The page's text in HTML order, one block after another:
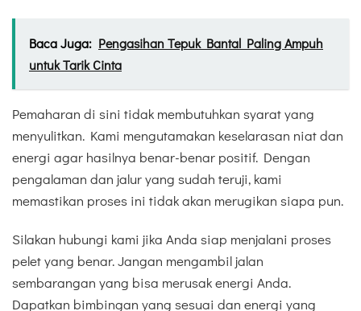
Baca Juga: Pengasihan Tepuk Bantal Paling Ampuh
untuk Tarik Cinta
Pemaharan di sini tidak membutuhkan syarat yang
menyulitkan. Kami mengutamakan keselarasan niat dan
energi agar hasilnya benar-benar positif. Dengan
pengalaman dan jalur yang sudah teruji, kami
memastikan proses ini tidak akan merugikan siapa pun.
Silakan hubungi kami jika Anda siap menjalani proses
pelet yang benar. Jangan mengambil jalan
sembarangan yang bisa merusak energi Anda.
Dapatkan bimbingan yang sesuai dan energi yang